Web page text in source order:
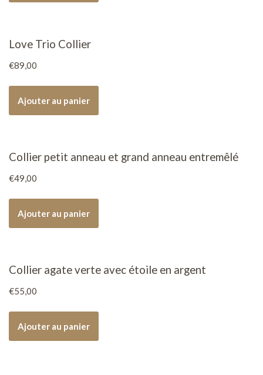
Love Trio Collier
€89,00
Ajouter au panier
Collier petit anneau et grand anneau entremêlé
€49,00
Ajouter au panier
Collier agate verte avec étoile en argent
€55,00
Ajouter au panier